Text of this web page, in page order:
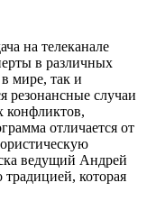
на телеканале
в различных
мире, так и
резонансные случаи
конфликтов,
отличается от
ведущий Андрей
традицией, которая